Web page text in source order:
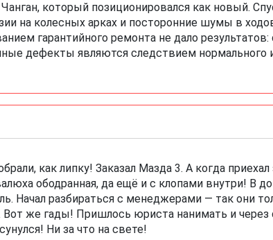
который позиционировался как новый.
на колесных арках и посторонние шумы в
гарантийного ремонта не дало результатов:
дефекты являются следствием нормального
как липку! Заказал Мазда 3. А когда приехал
ободранная, да ещё и с клопами внутри! В
Начал разбираться с менеджерами — так они
Вот же гады! Пришлось юриста нанимать и через
Ни за что на свете!